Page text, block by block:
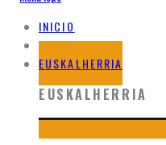
INICIO
BLOG
EUSKALHERRIA
EUSKALHERRIA